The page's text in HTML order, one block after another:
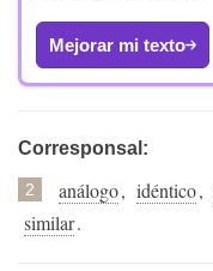
Mejorar mi texto
Corresponsal:
2 análogo, idéntico,
similar.